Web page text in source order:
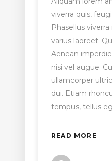
viverra quis,
Phasellus
varius laoreet.
Aenean
nisi vel augue.
ullamcorper
dui. Etiam
tempus, tellus
READ MORE